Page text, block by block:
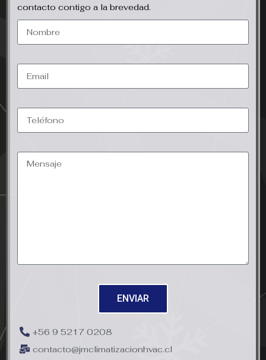
contacto contigo a la brevedad.
ENVIAR
+56 9 5217 0208
contacto@jmclimatizacionhvac.cl